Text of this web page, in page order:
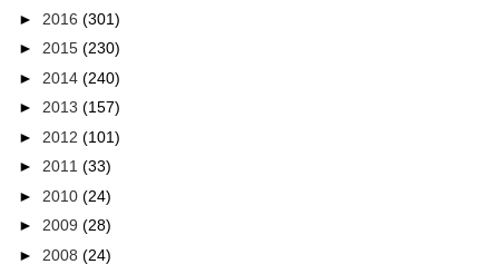
► 2016 (301)
► 2015 (230)
► 2014 (240)
► 2013 (157)
► 2012 (101)
► 2011 (33)
► 2010 (24)
► 2009 (28)
► 2008 (24)